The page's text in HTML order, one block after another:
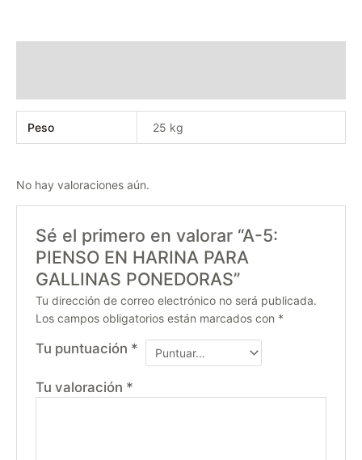
Peso 25 kg
No hay valoraciones aún.
Sé el primero en valorar “A-5:
PIENSO EN HARINA PARA
GALLINAS PONEDORAS”
Tu dirección de correo electrónico no será publicada.
Los campos obligatorios están marcados con *
Tu puntuación *
Tu valoración *